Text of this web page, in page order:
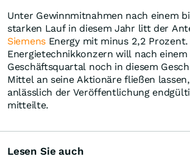
Unter Gewinnmitnahmen nach einem
starken Lauf in diesem Jahr litt der
SiemensEnergy mit minus 2,2 Prozent.
Energietechnikkonzern will nach
Geschäftsquartal noch in diesem
Mittel an seine Aktionäre fließen
anlässlich der Veröffentlichung
mitteilte.
Lesen Sie auch